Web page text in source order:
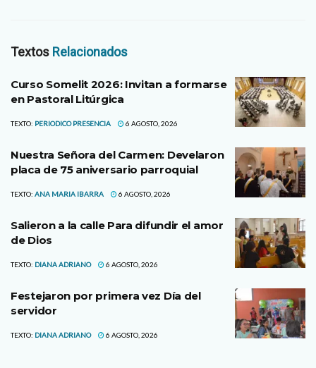
Textos Relacionados
Curso Somelit 2026: Invitan a formarse
en Pastoral Litúrgica
TEXTO: PERIODICO PRESENCIA 6 AGOSTO, 2026
Nuestra Señora del Carmen: Develaron
placa de 75 aniversario parroquial
TEXTO: ANA MARIA IBARRA 6 AGOSTO, 2026
Salieron a la calle Para difundir el amor
de Dios
TEXTO: DIANA ADRIANO 6 AGOSTO, 2026
Festejaron por primera vez Día del
servidor
TEXTO: DIANA ADRIANO 6 AGOSTO, 2026